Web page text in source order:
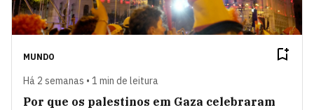
MUNDO
Há 2 semanas • 1 min de leitura
Por que os palestinos em Gaza celebraram